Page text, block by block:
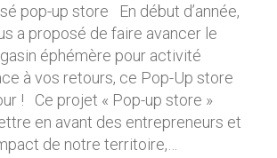
pop-up store En début d’année,
a proposé de faire avancer le
éphémère pour activité
à vos retours, ce Pop-Up store
! Ce projet « Pop-up store »
en avant des entrepreneurs et
de notre territoire,…